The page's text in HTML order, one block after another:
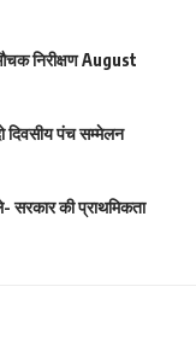
निरीक्षणAugust
दिवसीय पंच सम्मेलन
सरकार की प्राथमिकता